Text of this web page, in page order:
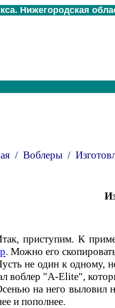
Нижегородская
/ Воблеры/
приступим. К
. Можно его
не один к одному,
воблер "A-Elite",
на него выловил
и пополнее.